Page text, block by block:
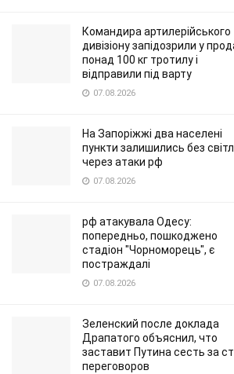
Командира артилерійського
дивізіону запідозрили у
понад 100 кг тротилу і
відправили під варту
07.08.2026
На Запоріжжі два населені
пункти залишились без
через атаки рф
07.08.2026
рф атакувала Одесу:
попередньо, пошкоджено
стадіон "Чорноморець", є
постраждалі
07.08.2026
Зеленский после доклада
Драпатого объяснил, что
заставит Путина сесть за
переговоров